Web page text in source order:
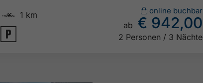
🅐 1 km
🐈
online buchbar
ab € 942,00
2 Personen / 3 Nächte